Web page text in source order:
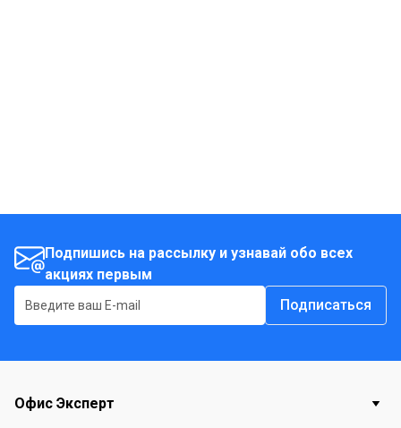
Подпишись на рассылку и узнавай обо всех
акциях первым
Подписаться
Офис Эксперт